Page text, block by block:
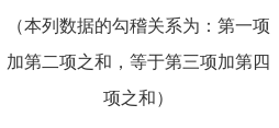
（本列数据的勾稽关系为：第一项
加第二项之和，等于第三项加第四
项之和）